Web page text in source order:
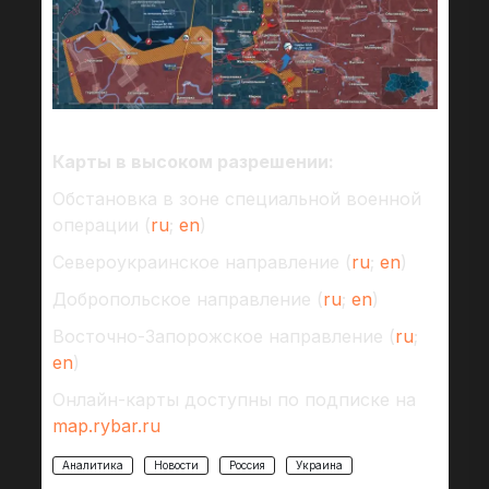
Карты в высоком разрешении:
Обстановка в зоне специальной военной
операции ( ru; en)
Североукраинское направление ( ru; en)
Добропольское направление ( ru; en)
Восточно-Запорожское направление ( ru;
en)
Онлайн-карты доступны по подписке на
map.rybar.ru
Аналитика Новости Россия Украина